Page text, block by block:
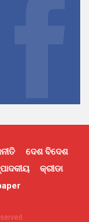
ଦେଶ ବିଦେଶ
କ୍ରୀଡା